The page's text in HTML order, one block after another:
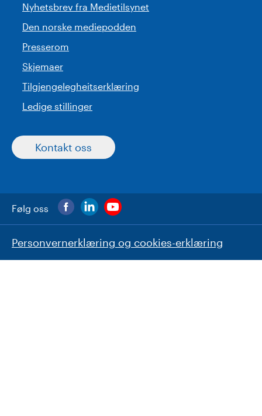
Nyhetsbrev fra Medietilsynet
Den norske mediepodden
Presserom
Skjemaer
Tilgjengelegheitserklæring
Ledige stillinger
Kontakt oss
Personvernerklæring og cookies-erklæring
Følg oss